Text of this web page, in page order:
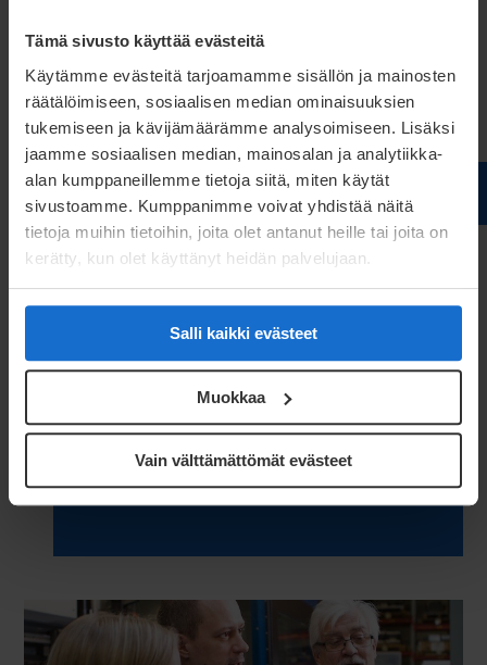
Tämä sivusto käyttää evästeitä
Käytämme evästeitä tarjoamamme sisällön ja mainosten
räätälöimiseen, sosiaalisen median ominaisuuksien
tukemiseen ja kävijämäärämme analysoimiseen. Lisäksi
jaamme sosiaalisen median, mainosalan ja analytiikka-
alan kumppaneillemme tietoja siitä, miten käytät
sivustoamme. Kumppanimme voivat yhdistää näitä
tietoja muihin tietoihin, joita olet antanut heille tai joita on
kerätty, kun olet käyttänyt heidän palvelujaan.
Salli kaikki evästeet
Muokkaa
Vain välttämättömät evästeet
Weiterlesen
Leitfäden
Weiterlesen